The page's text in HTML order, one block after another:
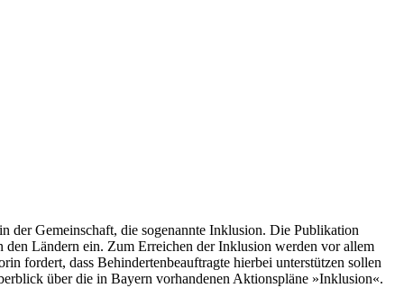
der Gemeinschaft, die sogenannte Inklusion. Die Publikation
Ländern ein. Zum Erreichen der Inklusion werden vor allem
fordert, dass Behindertenbeauftragte hierbei unterstützen sollen
über die in Bayern vorhandenen Aktionspläne »Inklusion«.